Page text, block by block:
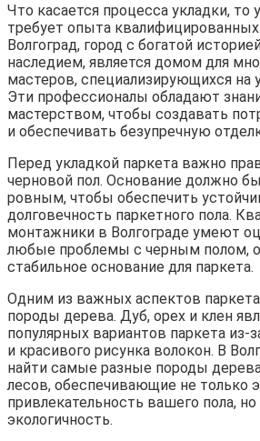
Что касается процесса укладки, то
требует опыта
Волгоград, город с богатой
наследием, является домом для
мастеров, специализирующихся на
Эти профессионалы обладают
мастерством, чтобы создавать
и обеспечивать безупречную
Перед укладкой паркета важно
черновой пол. Основание должно
ровным, чтобы обеспечить
долговечность паркетного пола.
монтажники в Волгограде умеют
любые проблемы с черным полом,
стабильное основание для паркета.
Одним из важных аспектов
породы дерева. Дуб, орех и клен
популярных вариантов паркета из-
и красивого рисунка волокон. В
найти самые разные породы
лесов, обеспечивающие не только
привлекательность вашего пола, но
экологичность.